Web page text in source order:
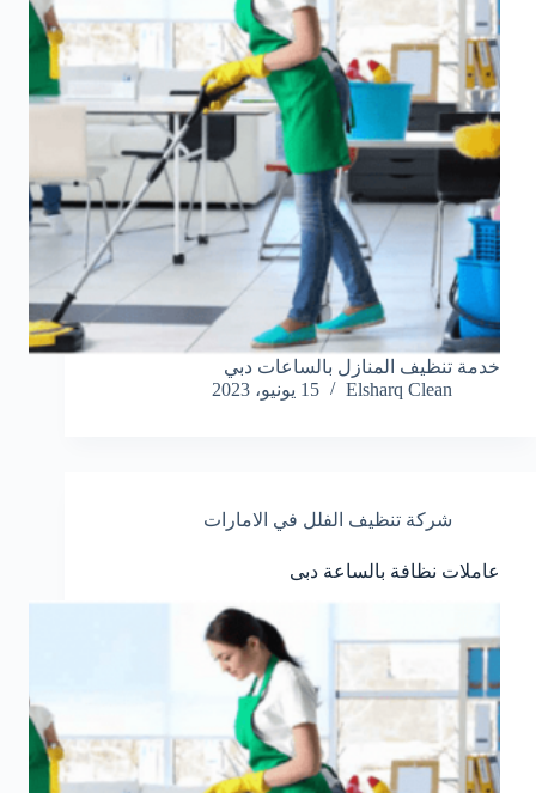
خدمة تنظيف المنازل بالساعات دبي
Elsharq Clean
15 يونيو، 2023
شركة تنظيف الفلل في الامارات
عاملات نظافة بالساعة دبى